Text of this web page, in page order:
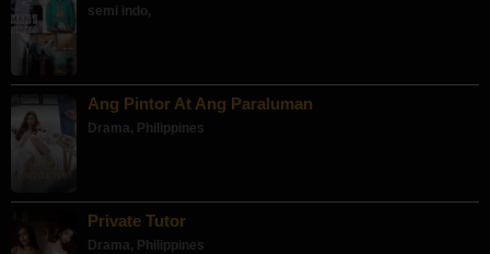
semi indo,
Ang Pintor At Ang Paraluman
Drama, Philippines
Private Tutor
Drama, Philippines